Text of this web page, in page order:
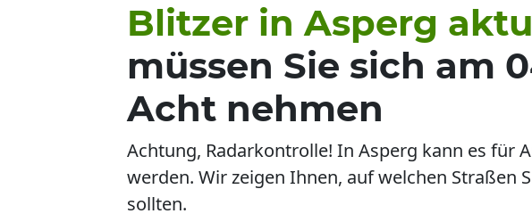
Blitzer in Asperg
müssen Sie sich am
Acht nehmen
Achtung, Radarkontrolle! In Asperg kann es für
werden. Wir zeigen Ihnen, auf welchen Straßen
sollten.